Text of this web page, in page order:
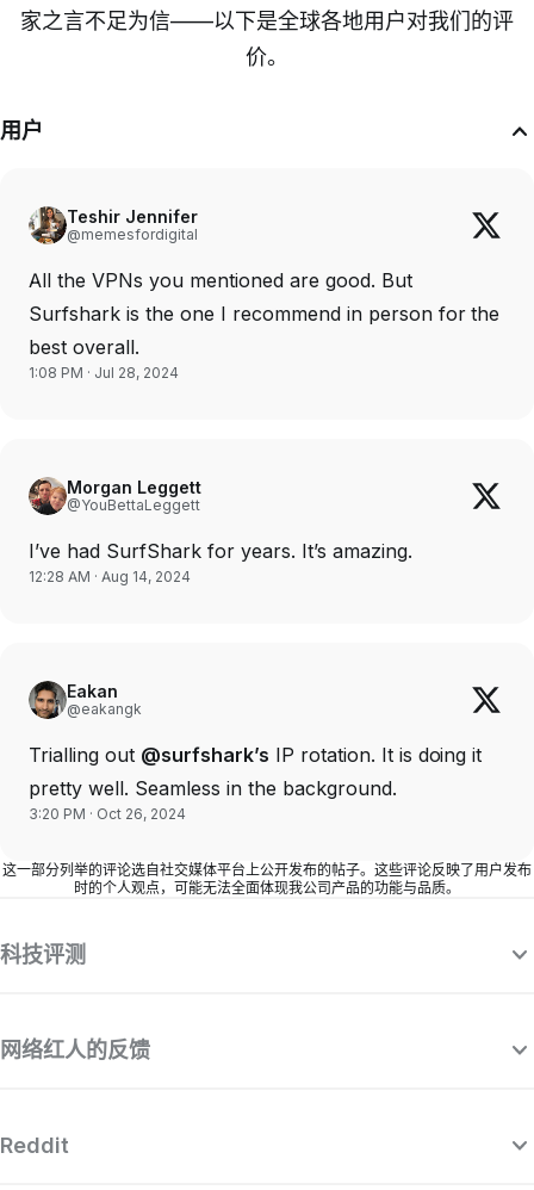
家之言不足为信——以下是全球各地用户对我们的评
价。
用户
Teshir Jennifer
@memesfordigital
All the VPNs you mentioned are good. But
Surfshark is the one I recommend in person for the
best overall.
1:08 PM · Jul 28, 2024
Morgan Leggett
@YouBettaLeggett
I’ve had SurfShark for years. It’s amazing.
12:28 AM · Aug 14, 2024
Eakan
@eakangk
Trialling out @surfshark’s IP rotation. It is doing it
pretty well. Seamless in the background.
3:20 PM · Oct 26, 2024
这一部分列举的评论选自社交媒体平台上公开发布的帖子。这些评论反映了用户发布
时的个人观点，可能无法全面体现我公司产品的功能与品质。
科技评测
“Surfshark 是一款近乎完美且功能强大的
网络红人的反馈
Reddit